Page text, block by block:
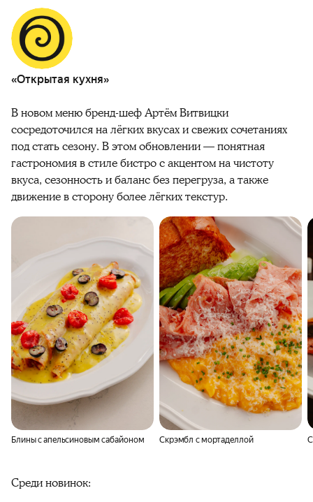
«Открытая кухня»
В новом меню бренд-шеф Артём Витвицки
сосредоточился на лёгких вкусах и свежих сочетаниях
под стать сезону. В этом обновлении — понятная
гастрономия в стиле бистро с акцентом на чистоту
вкуса, сезонность и баланс без перегруза, а также
движение в сторону более лёгких текстур.
Блины с апельсиновым сабайоном Скрэмбл с мортаделлой
Среди новинок: